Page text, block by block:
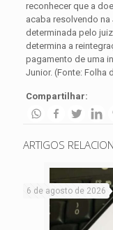
reconhecer que a
acaba resolvendo
determinada pelo
determina a
pagamento de uma
Junior. (Fonte: Folha
Compartilhar:
ARTIGOS
6 de agosto de 2026